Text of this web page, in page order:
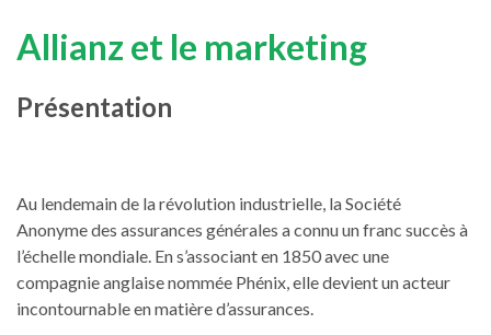
Allianz et le marketing
Présentation
Au lendemain de la révolution industrielle, la Société
Anonyme des assurances générales a connu un franc succès à
l’échelle mondiale. En s’associant en 1850 avec une
compagnie anglaise nommée Phénix, elle devient un acteur
incontournable en matière d’assurances.